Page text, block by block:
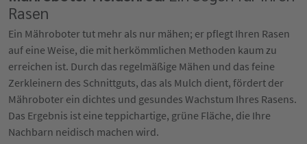
Rasen
Ein Mähroboter tut mehr als nur mähen; er pflegt Ihren Rasen
auf eine Weise, die mit herkömmlichen Methoden kaum zu
erreichen ist. Durch das regelmäßige Mähen und das feine
Zerkleinern des Schnittguts, das als Mulch dient, fördert der
Mähroboter ein dichtes und gesundes Wachstum Ihres Rasens.
Das Ergebnis ist eine teppichartige, grüne Fläche, die Ihre
Nachbarn neidisch machen wird.